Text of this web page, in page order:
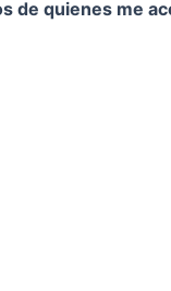
de quienes me